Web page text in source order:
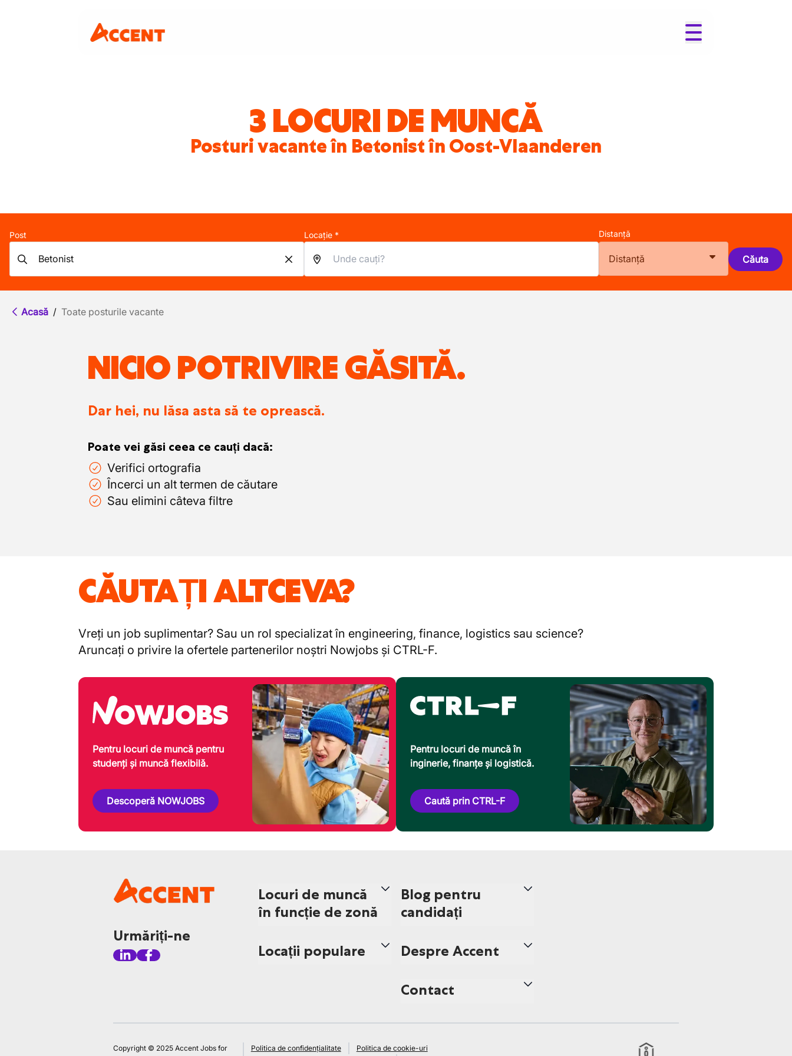
3 LOCURI DE MUNCĂ
Posturi vacante în Betonist în Oost-Vlaanderen
Post Locație * Distanță
Distanță Căuta
Acasă / Toate posturile vacante
NICIO POTRIVIRE GĂSITĂ.
Dar hei, nu lăsa asta să te oprească.
Poate vei găsi ceea ce cauți dacă:
Verifici ortografia
Încerci un alt termen de căutare
Sau elimini câteva filtre
CĂUTAȚI ALTCEVA?
Vreți un job suplimentar? Sau un rol specializat în engineering, finance, logistics sau science?
Aruncați o privire la ofertele partenerilor noștri Nowjobs și CTRL-F.
Pentru locuri de muncă pentru
studenți și muncă flexibilă.
Descoperă NOWJOBS
Pentru locuri de muncă în
inginerie, finanțe și logistică.
Caută prin CTRL-F
Urmăriți-ne
Locuri de muncă
în funcție de zonă
Locații populare
Blog pentru
candidați
Despre Accent
Contact
Copyright © 2025 Accent Jobs for
Politica de confidențialitate
Politica de cookie-uri